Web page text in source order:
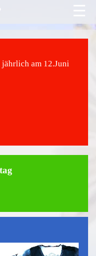
☰
jährlich am 12.Juni